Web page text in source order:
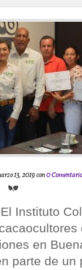
13, 2019 con0
El Instituto
en
parte de un